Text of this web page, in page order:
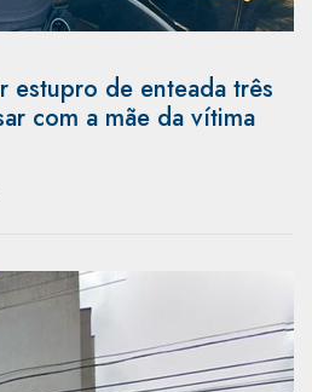
estupro de enteada três
com a mãe da vítima